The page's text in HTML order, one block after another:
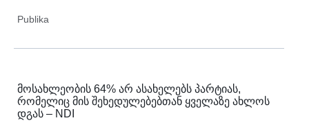
Publika
მოსახლეობის 64% არ ასახელებს პარტიას,
რომელიც მის შეხედულებებთან ყველაზე ახლოს
დგას – NDI